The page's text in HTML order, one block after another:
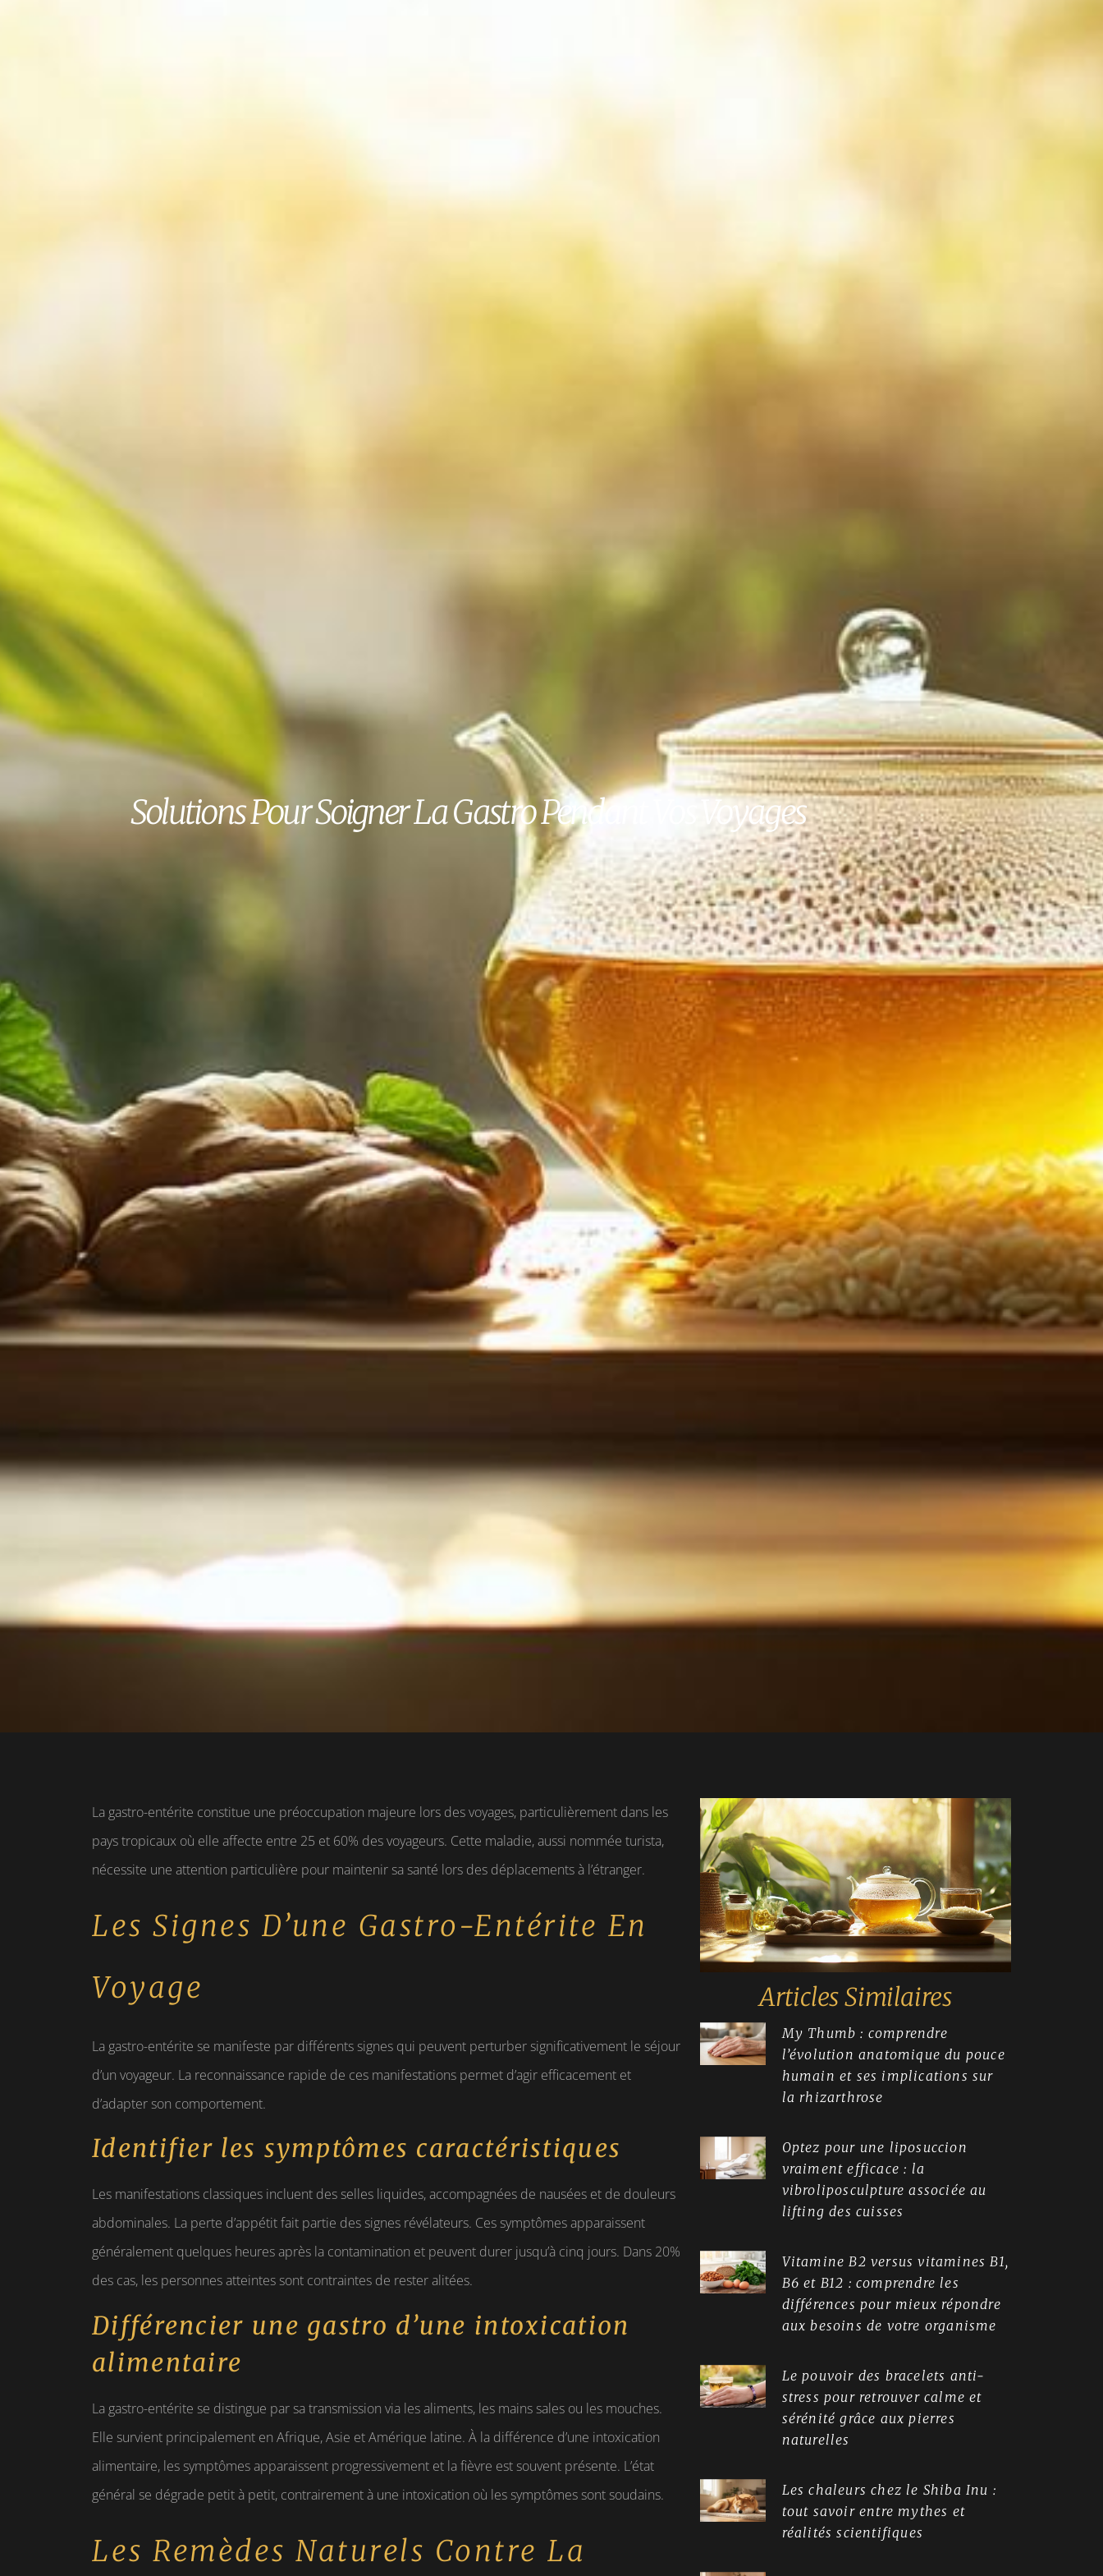
Solutions Pour Soigner La Gastro Pendant Vos Voyages
La gastro-entérite constitue une préoccupation majeure lors des voyages, particulièrement dans les
pays tropicaux où elle affecte entre 25 et 60% des voyageurs. Cette maladie, aussi nommée turista,
nécessite une attention particulière pour maintenir sa santé lors des déplacements à l’étranger.
Les Signes D’une Gastro-Entérite En
Voyage
La gastro-entérite se manifeste par différents signes qui peuvent perturber significativement le séjour
d’un voyageur. La reconnaissance rapide de ces manifestations permet d’agir efficacement et
d’adapter son comportement.
Identifier les symptômes caractéristiques
Les manifestations classiques incluent des selles liquides, accompagnées de nausées et de douleurs
abdominales. La perte d’appétit fait partie des signes révélateurs. Ces symptômes apparaissent
généralement quelques heures après la contamination et peuvent durer jusqu’à cinq jours. Dans 20%
des cas, les personnes atteintes sont contraintes de rester alitées.
Différencier une gastro d’une intoxication
alimentaire
La gastro-entérite se distingue par sa transmission via les aliments, les mains sales ou les mouches.
Elle survient principalement en Afrique, Asie et Amérique latine. À la différence d’une intoxication
alimentaire, les symptômes apparaissent progressivement et la fièvre est souvent présente. L’état
général se dégrade petit à petit, contrairement à une intoxication où les symptômes sont soudains.
Les Remèdes Naturels Contre La
Articles Similaires
My Thumb : comprendre
l’évolution anatomique du pouce
humain et ses implications sur
la rhizarthrose
Optez pour une liposuccion
vraiment efficace : la
vibroliposculpture associée au
lifting des cuisses
Vitamine B2 versus vitamines B1,
B6 et B12 : comprendre les
différences pour mieux répondre
aux besoins de votre organisme
Le pouvoir des bracelets anti-
stress pour retrouver calme et
sérénité grâce aux pierres
naturelles
Les chaleurs chez le Shiba Inu :
tout savoir entre mythes et
réalités scientifiques